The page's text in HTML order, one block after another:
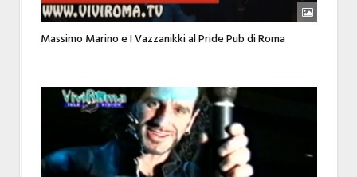
Massimo Marino e I Vazzanikki al Pride Pub di Roma